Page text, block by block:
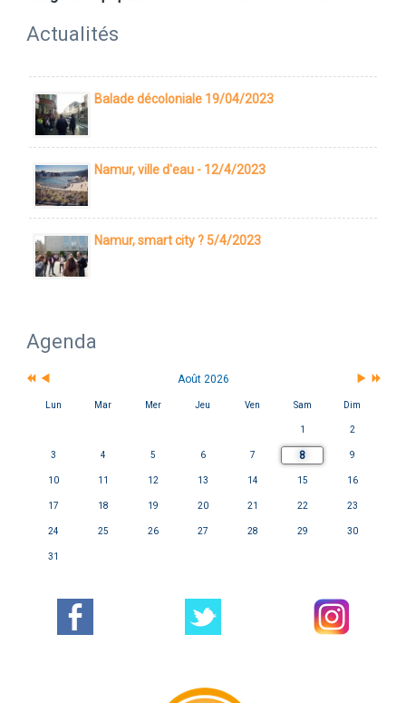
Actualités
Balade décoloniale 19/04/2023
Namur, ville d'eau - 12/4/2023
Namur, smart city ? 5/4/2023
Agenda
Août 2026
Lun Mar Mer Jeu Ven Sam Dim
1 2
3 4 5 6 7 8 9
10 11 12 13 14 15 16
17 18 19 20 21 22 23
24 25 26 27 28 29 30
31